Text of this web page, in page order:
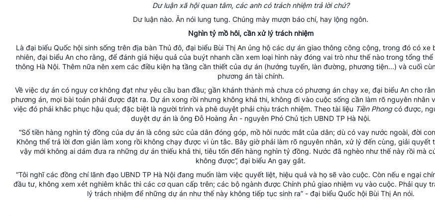
Dư luận xã hội quan tâm, các anh có trách nhiệm trả lời chứ?
Dư luận nào. Ăn nói lung tung. Chúng mày mượn báo chí, hay lộng ngôn.
Nghìn tỷ mồ hôi, cần xử lý trách nhiệm
Là đại biểu Quốc hội sinh sống trên địa bàn Thủ đô, đại biểu Bùi Thị An ủng hộ các dự án giao thông công cộng, trong đó có xe
nhiên, đại biểu An cho rằng, để đánh giá hiệu quả của buýt nhanh cần xem loại hình này đóng vai trò như thế nào trong tổng
thông Hà Nội. Thêm nữa nên xem các điều kiện hạ tầng cần thiết của dự án (hướng tuyến, làn đường, phương tiện...) và cuối
phương án tài chính.
Về việc dự án có nguy cơ không đạt như yêu cầu ban đầu; gần khánh thành mà chưa có phương án chạy xe, đại biểu An cho
phương án, mọi bài toán phải được đặt ra. Dự án xong rồi nhưng không khả thi, không đi vào cuộc sống cần làm rõ nguyên nhân
việc đó phải khắc phục hậu quả; đặc biệt là người trình và phê duyệt phải chịu trách nhiệm. Theo tài liệu Tiền Phongcó được,
duyệt dự án là ông Đỗ Hoàng Ân - nguyên Phó Chủ tịch UBND TP Hà Nội.
“Số tiền hàng nghìn tỷ đồng của dự án là công sức của dân đóng góp, mồ hôi nước mắt của dân; dù có vay nước ngoài, đời
Không thể trả lời đơn giản làm xong rồi không chạy được vì ùn tắc. Bây giờ phải làm rõ nguyên nhân, xử lý đến cùng, giải quyết
vậy mới không ai dám đưa ra những dự án thiếu khả thi, tiêu tốn đến hàng nghìn tỷ đồng. Nước đã nghèo như thế này rồi mà
không được”, đại biểu An gay gắt.
“Tôi nghĩ các đồng chí lãnh đạo UBND TP Hà Nội đang muốn làm việc quyết liệt, hiệu quả và họ sẽ vào cuộc. Còn nếu e ngại
đầu tư, không xem xét nghiêm khắc thì các cơ quan cấp trên; các bộ ngành được Chính phủ giao nhiệm vụ vào cuộc. Phải quy
lý trách nhiệm để những dự án như thế này không tiếp tục sinh ra” - đại biểu Quốc hội Bùi Thị An nói.